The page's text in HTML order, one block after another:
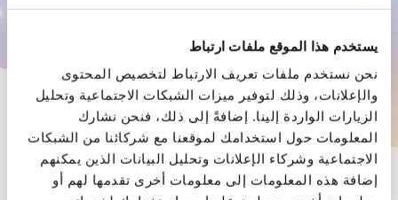
يستخدم هذا الموقع ملفات ارتباط
نحن نستخدم ملفات تعريف الارتباط لتخصيص المحتوى
والإعلانات، وذلك لتوفير ميزات الشبكات الاجتماعية وتحليل
الزيارات الواردة إلينا. إضافةً إلى ذلك، فنحن نشارك
المعلومات حول استخدامك لموقعنا مع شركائنا من الشبكات
الاجتماعية وشركاء الإعلانات وتحليل البيانات الذين يمكنهم
إضافة هذه المعلومات إلى معلومات أخرى تقدمها لهم أو
لتلقي محتوى مُلهم!